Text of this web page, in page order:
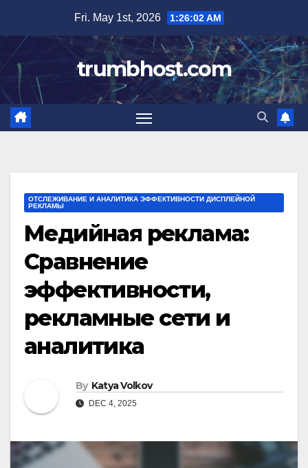
content
Fri. May 1st, 2026 1:26:03 AM
trumbhost.com
ОТСЛЕЖИВАНИЕ И АНАЛИТИКА ЭФФЕКТИВНОСТИ ДИСПЛЕЙНОЙ
РЕКЛАМЫ
Медийная реклама:
Сравнение
эффективности,
рекламные сети и
аналитика
By Katya Volkov
DEC 4, 2025